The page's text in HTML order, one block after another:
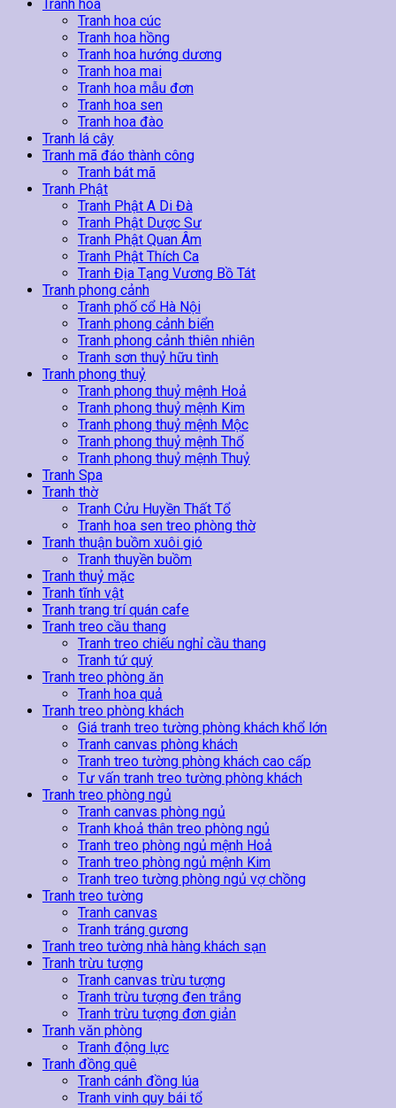
Tranh hoa
Tranh hoa cúc
Tranh hoa hồng
Tranh hoa hướng dương
Tranh hoa mai
Tranh hoa mẫu đơn
Tranh hoa sen
Tranh hoa đào
Tranh lá cây
Tranh mã đáo thành công
Tranh bát mã
Tranh Phật
Tranh Phật A Di Đà
Tranh Phật Dược Sư
Tranh Phật Quan Âm
Tranh Phật Thích Ca
Tranh Địa Tạng Vương Bồ Tát
Tranh phong cảnh
Tranh phố cổ Hà Nội
Tranh phong cảnh biển
Tranh phong cảnh thiên nhiên
Tranh sơn thuỷ hữu tình
Tranh phong thuỷ
Tranh phong thuỷ mệnh Hoả
Tranh phong thuỷ mệnh Kim
Tranh phong thuỷ mệnh Mộc
Tranh phong thuỷ mệnh Thổ
Tranh phong thuỷ mệnh Thuỷ
Tranh Spa
Tranh thờ
Tranh Cửu Huyền Thất Tổ
Tranh hoa sen treo phòng thờ
Tranh thuận buồm xuôi gió
Tranh thuyền buồm
Tranh thuỷ mặc
Tranh tĩnh vật
Tranh trang trí quán cafe
Tranh treo cầu thang
Tranh treo chiếu nghỉ cầu thang
Tranh tứ quý
Tranh treo phòng ăn
Tranh hoa quả
Tranh treo phòng khách
Giá tranh treo tường phòng khách khổ lớn
Tranh canvas phòng khách
Tranh treo tường phòng khách cao cấp
Tư vấn tranh treo tường phòng khách
Tranh treo phòng ngủ
Tranh canvas phòng ngủ
Tranh khoả thân treo phòng ngủ
Tranh treo phòng ngủ mệnh Hoả
Tranh treo phòng ngủ mệnh Kim
Tranh treo tường phòng ngủ vợ chồng
Tranh treo tường
Tranh canvas
Tranh tráng gương
Tranh treo tường nhà hàng khách sạn
Tranh trừu tượng
Tranh canvas trừu tượng
Tranh trừu tượng đen trắng
Tranh trừu tượng đơn giản
Tranh văn phòng
Tranh động lực
Tranh đồng quê
Tranh cánh đồng lúa
Tranh vinh quy bái tổ